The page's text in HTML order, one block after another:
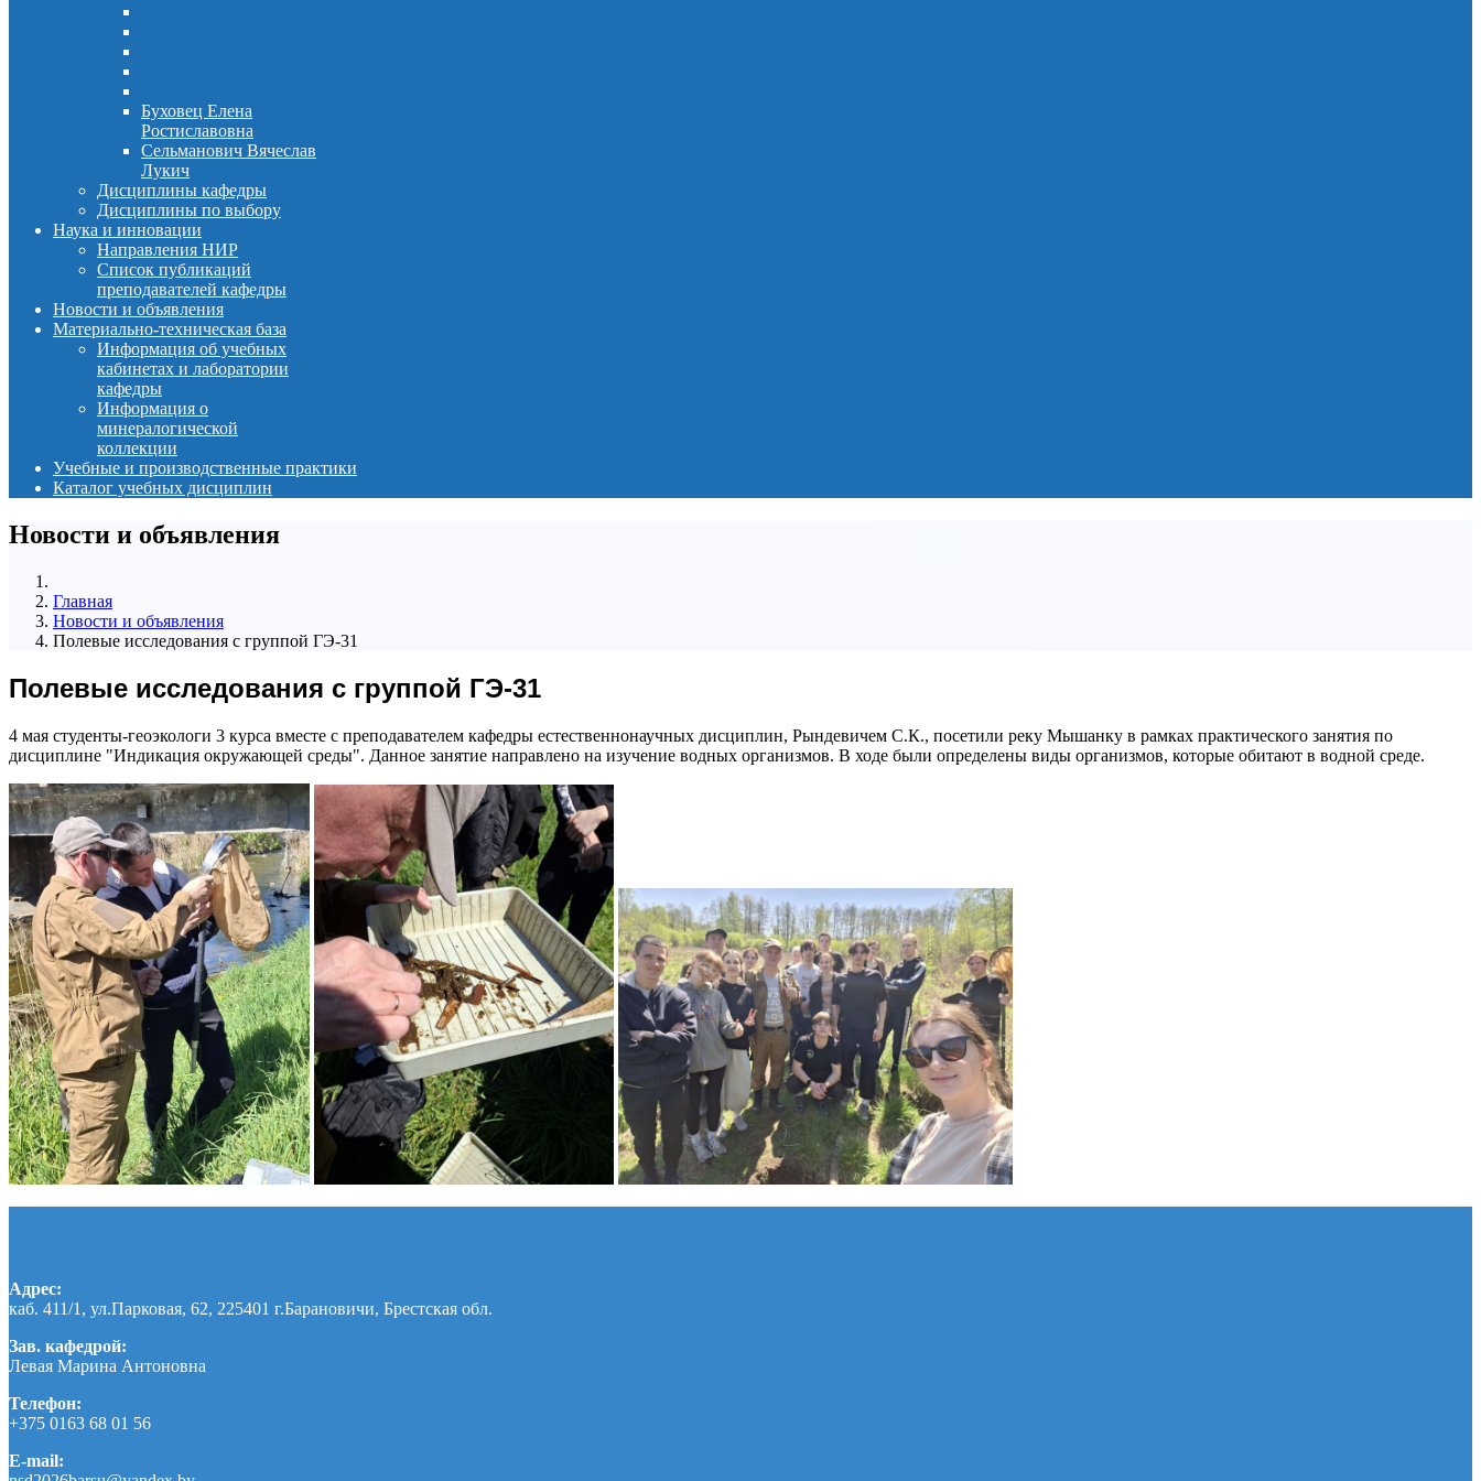
Буховец Елена
Ростиславовна
Сельманович Вячеслав
Лукич
Дисциплины кафедры
Дисциплины по выбору
Наука и инновации
Направления НИР
Список публикаций
преподавателей кафедры
Новости и объявления
Материально-техническая база
Информация об учебных
кабинетах и лаборатории
кафедры
Информация о
минералогической
коллекции
Учебные и производственные практики
Каталог учебных дисциплин
Новости и объявления
Главная
Новости и объявления
Полевые исследования с группой ГЭ-31
Полевые исследования с группой ГЭ-31
4 мая студенты-геоэкологи 3 курса вместе с преподавателем кафедры естественнонаучных дисциплин, Рындевичем С.К., посетили реку Мышанку в рамках практического занятия по
дисциплине "Индикация окружающей среды". Данное занятие направлено на изучение водных организмов. В ходе были определены виды организмов, которые обитают в водной среде.
Адрес:
каб. 411/1, ул.Парковая, 62, 225401 г.Барановичи, Брестская обл.
Зав. кафедрой:
Левая Марина Антоновна
Телефон:
+375 0163 68 01 56
E-mail: